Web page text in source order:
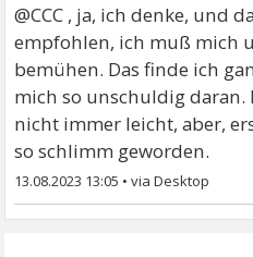
@CCC , ja, ich denke, und
empfohlen, ich muß mich
bemühen. Das finde ich
mich so unschuldig daran.
nicht immer leicht, aber,
so schlimm geworden.
13.08.2023 13:05 •